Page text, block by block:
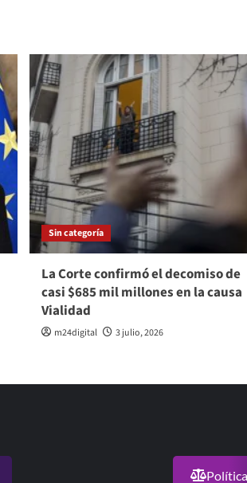
Sin categoría
La Corte confirmó el decomiso de
casi $685 mil millones en la causa
Vialidad
m24digital 3 julio, 2026